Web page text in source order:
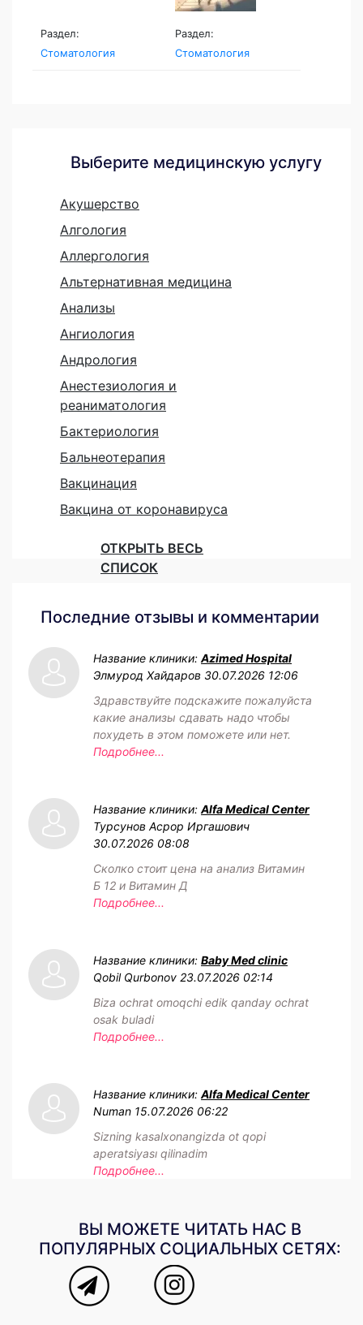
Раздел:
Стоматология
Раздел:
Стоматология
Выберите медицинскую услугу
Акушерство
Алгология
Аллергология
Альтернативная медицина
Анализы
Ангиология
Андрология
Анестезиология и
реаниматология
Бактериология
Бальнеотерапия
Вакцинация
Вакцина от коронавируса
ОТКРЫТЬ ВЕСЬ
СПИСОК
Последние отзывы и комментарии
Название клиники: Azimed Hospital
Элмурод Хайдаров 30.07.2026 12:06
Здравствуйте подскажите пожалуйста
какие анализы сдавать надо чтобы
похудеть в этом поможете или нет.
Подробнее...
Название клиники: Alfa Medical Center
Турсунов Асрор Иргашович
30.07.2026 08:08
Сколко стоит цена на анализ Витамин
Б 12 и Витамин Д
Подробнее...
Название клиники: Baby Med clinic
Qobil Qurbonov 23.07.2026 02:14
Biza ochrat omoqchi edik qanday ochrat
osak buladi
Подробнее...
Название клиники: Alfa Medical Center
Numan 15.07.2026 06:22
Sizning kasalxonangizda ot qopi
aperatsiyası qilinadim
Подробнее...
ВЫ МОЖЕТЕ ЧИТАТЬ НАС В
ПОПУЛЯРНЫХ СОЦИАЛЬНЫХ СЕТЯХ: